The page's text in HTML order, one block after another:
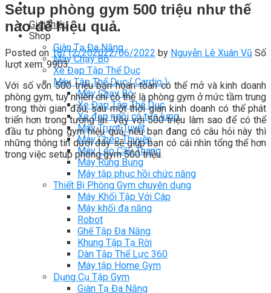
Giới thiệu
Shop
Giàn Tạ Đa Năng
Máy Chạy Bộ
Xe Đạp Tập Thể Dục
Máy Tập Thể Dục ( Cardio )
Máy Chạy Bộ
Xe Đạp Tập Thể Dục
Xe đạp ngồi có tựa lưng
Máy Trượt Tuyết
Máy Chèo Thuyền
Máy Leo Cầu Thang
Máy Rung Bụng
Máy tập phục hồi chức năng
Thiết Bị Phòng Gym chuyên dụng
Máy Khối Tập Với Cáp
Máy khối đa năng
Robot
Ghế Tập Đa Năng
Khung Tập Tạ Rời
Dàn Tập Thể Lực 360
Máy tập Home Gym
Dụng Cụ Tập Gym
Giàn Tạ Đa Năng
Setup phòng gym 500 triệu như thế
nào để hiệu quả.
Posted on 18/12/202022/06/2022 by Nguyễn Lê Xuân Vũ Số
lượt xem: 9903
Với số vốn 500 triệu bạn hoàn toàn có thể mở và kinh doanh
phòng gym, tuy nhiên chỉ có thể là phòng gym ở mức tầm trung
trong thời gian đầu, sau một thời gian kinh doanh có thể phát
triển hơn trong tương lai. Vậy với 500 triệu làm sao để có thể
đầu tư phòng gym hiệu quả, nếu bạn đang có câu hỏi này thì
những thông tin dưới đây sẽ giúp bạn có cái nhìn tổng thể hơn
trong việc setup phòng gym 500 triệu.